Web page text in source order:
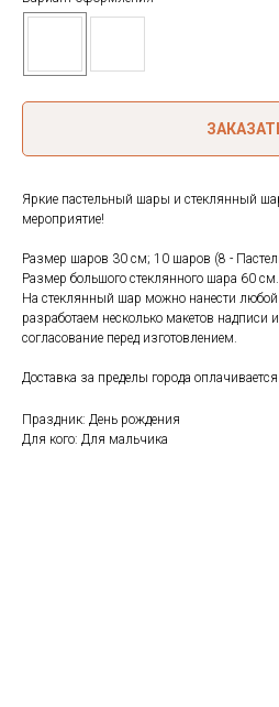
Яркие пастельный шары и стеклянный
мероприятие!
Размер шаров 30 см; 10 шаров (8 -
Размер большого стеклянного шара 60 см.
На стеклянный шар можно нанести
разработаем несколько макетов
согласование перед изготовлением.
Доставка за пределы города оплачивается
Праздник: День рождения
Для кого: Для мальчика